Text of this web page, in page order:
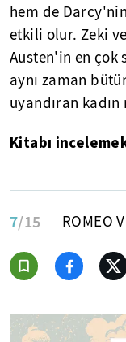
hem de
etkili olur. Zeki
Austen'in en çok
aynı zaman
uyandıran
Kitabı
7/15 ROMEO